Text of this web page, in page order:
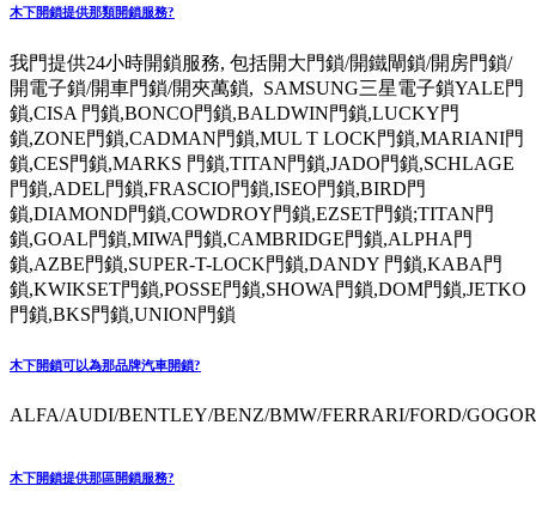
木下開鎖提供那類開鎖服務?
我門提供24小時開鎖服務, 包括開大門鎖/開鐵閘鎖/開房門鎖/
開電子鎖/開車門鎖/開夾萬鎖, SAMSUNG三星電子鎖YALE門
鎖,CISA 門鎖,BONCO門鎖,BALDWIN門鎖,LUCKY門
鎖,ZONE門鎖,CADMAN門鎖,MUL T LOCK門鎖,MARIANI門
鎖,CES門鎖,MARKS 門鎖,TITAN門鎖,JADO門鎖,SCHLAGE
門鎖,ADEL門鎖,FRASCIO門鎖,ISEO門鎖,BIRD門
鎖,DIAMOND門鎖,COWDROY門鎖,EZSET門鎖;TITAN門
鎖,GOAL門鎖,MIWA門鎖,CAMBRIDGE門鎖,ALPHA門
鎖,AZBE門鎖,SUPER-T-LOCK門鎖,DANDY 門鎖,KABA門
鎖,KWIKSET門鎖,POSSE門鎖,SHOWA門鎖,DOM門鎖,JETKO
門鎖,BKS門鎖,UNION門鎖
木下開鎖可以為那品牌汽車開鎖?
ALFA/AUDI/BENTLEY/BENZ/BMW/FERRARI/FORD/
木下開鎖提供那區開鎖服務?